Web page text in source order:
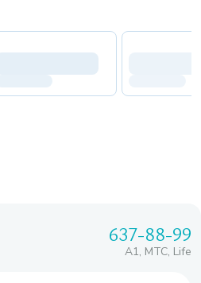
637-88-99
A1, МТС, Life